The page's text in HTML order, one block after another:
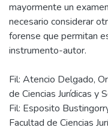
mayormente un
necesario considerar
forense que permitan
Fil: Atencio Delgado,
de Ciencias Jurídicas y
Fil: Esposito
Facultad de Ciencias